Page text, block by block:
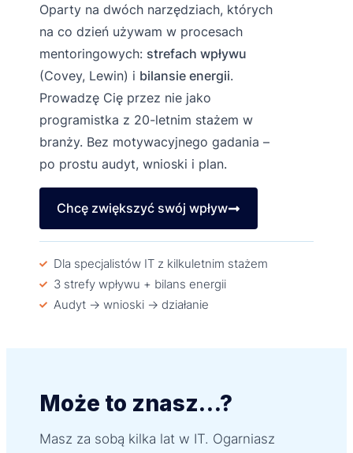
Oparty na dwóch narzędziach, których
na co dzień używam w procesach
mentoringowych: strefach wpływu
(Covey, Lewin) i bilansie energii.
Prowadzę Cię przez nie jako
programistka z 20-letnim stażem w
branży. Bez motywacyjnego gadania –
po prostu audyt, wnioski i plan.
Chcę zwiększyć swój wpływ
Dla specjalistów IT z kilkuletnim stażem
3 strefy wpływu + bilans energii
Audyt → wnioski → działanie
Może to znasz…?
Masz za sobą kilka lat w IT. Ogarniasz